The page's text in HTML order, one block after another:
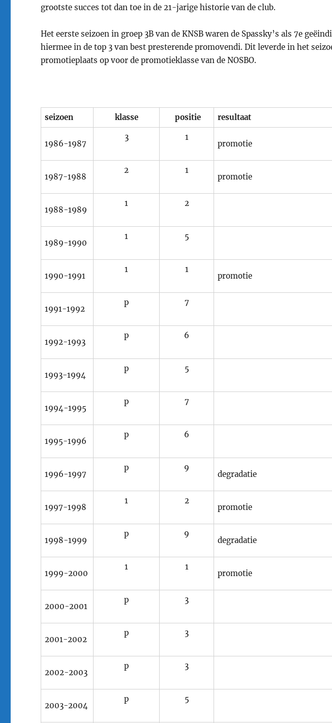
grootste succes tot dan toe in de 21-jarige historie van de club.
Het eerste seizoen in groep 3B van de KNSB waren de Spassky’s als 7e
hiermee in de top 3 van best presterende promovendi. Dit leverde in het
promotieplaats op voor de promotieklasse van de NOSBO.
seizoen klasse positie resultaat
1986-1987
3 1
promotie
1987-1988
2 1
promotie
1988-1989
1 2
1989-1990
1 5
1990-1991
1 1
promotie
1991-1992
p 7
1992-1993
p 6
1993-1994
p 5
1994-1995
p 7
1995-1996
p 6
1996-1997
p 9
degradatie
1997-1998
1 2
promotie
1998-1999
p 9
degradatie
1999-2000
1 1
promotie
2000-2001
p 3
2001-2002
p 3
2002-2003
p 3
2003-2004
p 5